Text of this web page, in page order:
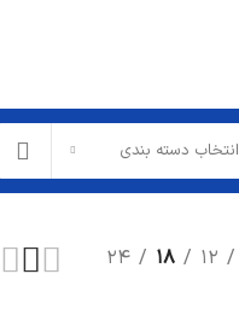
انتخاب دسته بندی
۱۲ ۱۸ ۲۴